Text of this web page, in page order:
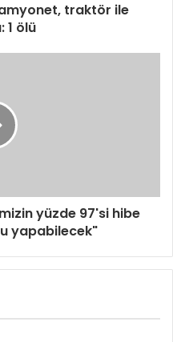
traktör ile
1 ölü
yüzde 97'si hibe
yapabilecek"